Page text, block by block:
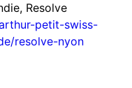
Resolve
petit-swiss-
resolve-nyon